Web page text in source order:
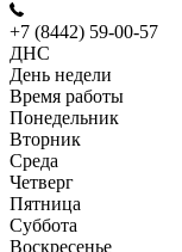
+7 (8442) 59-00-57
ДНС
День недели
Время работы
Понедельник
Вторник
Среда
Четверг
Пятница
Суббота
Воскресенье